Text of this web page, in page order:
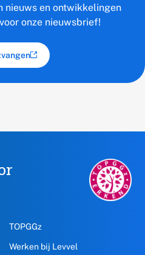
nieuws en ontwikkelingen
onze nieuwsbrief!
TOPGGz.nl,
opent
in
TOPGGz
Werken bij Levvel